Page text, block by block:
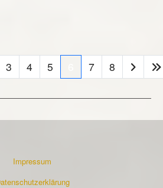
3 4 5 7 8
Impressum